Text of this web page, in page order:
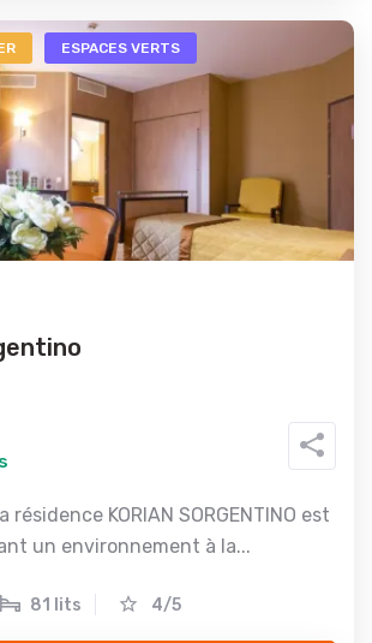
ESPACES VERTS
résidence KORIAN SORGENTINO est
un environnement à la...
81 lits 4/5